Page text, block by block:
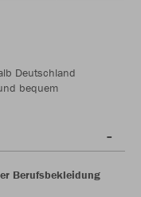
Deutschland
bequem
Berufsbekleidung